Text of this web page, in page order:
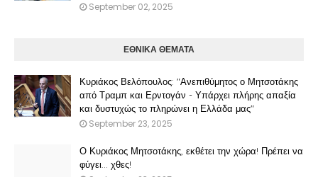
September 02, 2025
ΕΘΝΙΚΑ ΘΕΜΑΤΑ
Κυριάκος Βελόπουλος: "Ανεπιθύμητος ο Μητσοτάκης
από Τραμπ και Ερντογάν - Υπάρχει πλήρης απαξία
και δυστυχώς το πληρώνει η Ελλάδα μας"
September 23, 2025
Ο Κυριάκος Μητσοτάκης, εκθέτει την χώρα! Πρέπει να
φύγει… χθες!